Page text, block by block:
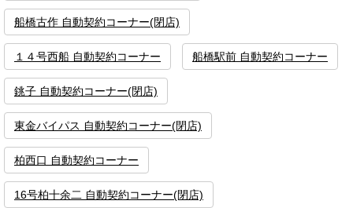
船橋古作 自動契約コーナー(閉店)
１４号西船 自動契約コーナー 船橋駅前 自動契約コーナー
銚子 自動契約コーナー(閉店)
東金バイパス 自動契約コーナー(閉店)
柏西口 自動契約コーナー
16号柏十余二 自動契約コーナー(閉店)